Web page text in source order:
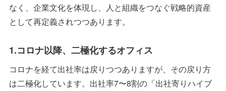
なく、企業文化を体現し、人と組織をつなぐ戦略的資産
として再定義されつつあります。
1.コロナ以降、二極化するオフィス
コロナを経て出社率は戻りつつありますが、その戻り方
は二極化しています。出社率7〜8割の「出社寄りハイブ